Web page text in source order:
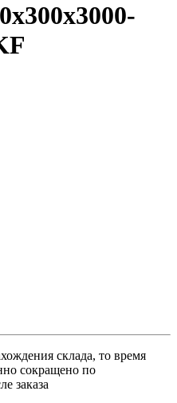
склада, то время
сокращено по
заказа